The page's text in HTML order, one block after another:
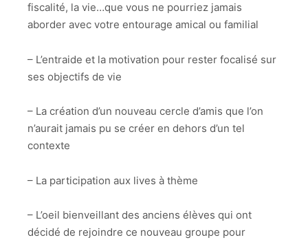
fiscalité, la vie…que vous ne pourriez jamais
aborder avec votre entourage amical ou familial
– L’entraide et la motivation pour rester focalisé sur
ses objectifs de vie
– La création d’un nouveau cercle d’amis que l’on
n’aurait jamais pu se créer en dehors d’un tel
contexte
– La participation aux lives à thème
– L’oeil bienveillant des anciens élèves qui ont
décidé de rejoindre ce nouveau groupe pour